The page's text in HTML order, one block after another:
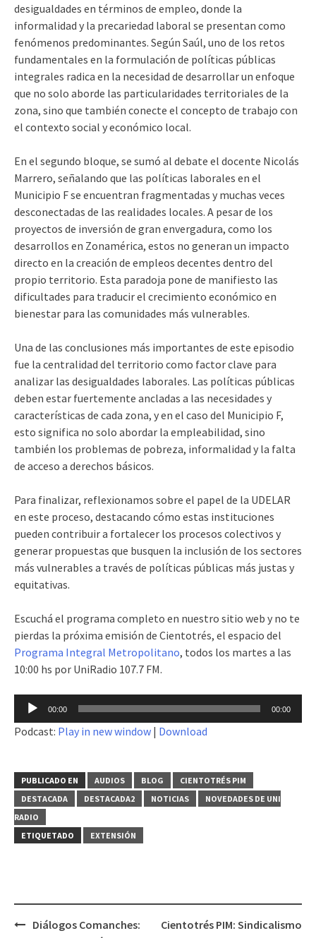
desigualdades en términos de empleo, donde la
informalidad y la precariedad laboral se presentan como
fenómenos predominantes. Según Saúl, uno de los retos
fundamentales en la formulación de políticas públicas
integrales radica en la necesidad de desarrollar un enfoque
que no solo aborde las particularidades territoriales de la
zona, sino que también conecte el concepto de trabajo con
el contexto social y económico local.
En el segundo bloque, se sumó al debate el docente Nicolás
Marrero, señalando que las políticas laborales en el
Municipio F se encuentran fragmentadas y muchas veces
desconectadas de las realidades locales. A pesar de los
proyectos de inversión de gran envergadura, como los
desarrollos en Zonamérica, estos no generan un impacto
directo en la creación de empleos decentes dentro del
propio territorio. Esta paradoja pone de manifiesto las
dificultades para traducir el crecimiento económico en
bienestar para las comunidades más vulnerables.
Una de las conclusiones más importantes de este episodio
fue la centralidad del territorio como factor clave para
analizar las desigualdades laborales. Las políticas públicas
deben estar fuertemente ancladas a las necesidades y
características de cada zona, y en el caso del Municipio F,
esto significa no solo abordar la empleabilidad, sino
también los problemas de pobreza, informalidad y la falta
de acceso a derechos básicos.
Para finalizar, reflexionamos sobre el papel de la UDELAR
en este proceso, destacando cómo estas instituciones
pueden contribuir a fortalecer los procesos colectivos y
generar propuestas que busquen la inclusión de los sectores
más vulnerables a través de políticas públicas más justas y
equitativas.
Escuchá el programa completo en nuestro sitio web y no te
pierdas la próxima emisión de Cientotrés, el espacio del
Programa Integral Metropolitano, todos los martes a las
10:00 hs por UniRadio 107.7 FM.
Reproductor
audio
00:00 00:00
Podcast: Play in new window | Download
PUBLICADO EN AUDIOS BLOG
CIENTOTRÉS PIM
DESTACADA
DESTACADA2 NOTICIAS
NOVEDADES DE UNI
RADIO
ETIQUETADO
EXTENSIÓN
Diálogos Comanches:
Cientotrés PIM: Sindicalismo